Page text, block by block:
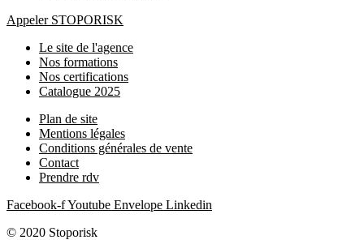
Appeler STOPORISK
Le site de l'agence
Nos formations
Nos certifications
Catalogue 2025
Plan de site
Mentions légales
Conditions générales de vente
Contact
Prendre rdv
Facebook-fYoutube Envelope Linkedin
© 2020 Stoporisk